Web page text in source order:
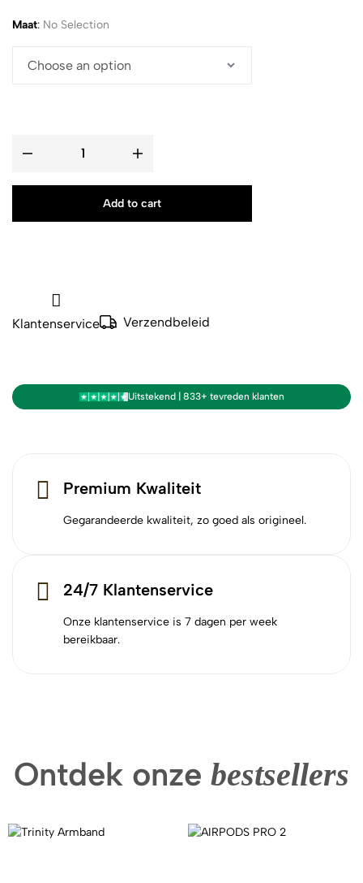
Maat: No Selection
Add to cart
Klantenservice Verzendbeleid
Uitstekend | 833+ tevreden klanten
Premium Kwaliteit
Gegarandeerde kwaliteit, zo goed als origineel.
24/7 Klantenservice
Onze klantenservice is 7 dagen per week
bereikbaar.
Ontdek onze bestsellers